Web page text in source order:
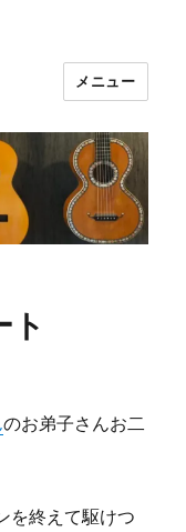
メニュー
ト
のお弟子さんお二
を終えて駆けつ